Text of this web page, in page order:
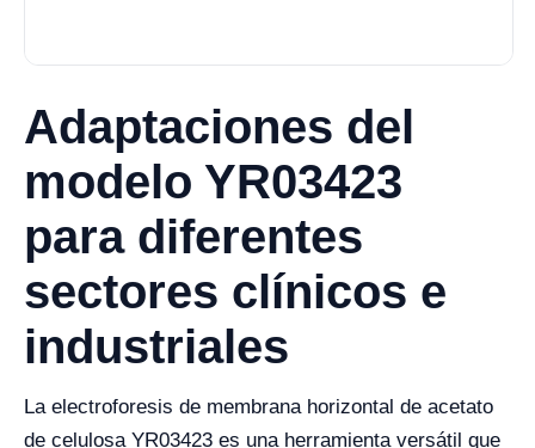
Adaptaciones del
modelo YR03423
para diferentes
sectores clínicos e
industriales
La electroforesis de membrana horizontal de acetato
de celulosa YR03423 es una herramienta versátil que